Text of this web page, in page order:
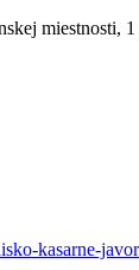
miestnosti,
kasarne-